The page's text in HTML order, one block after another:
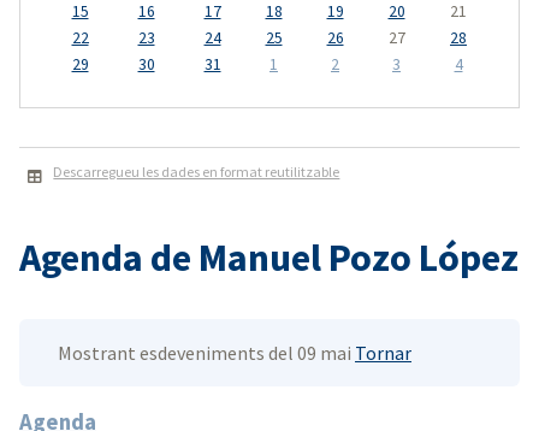
15
16 17 18 19 20
21
22
23 24 25 26 27
28
29
30 31 1 2 3 4
Descarregueu les dades en format reutilitzable
Agenda de Manuel Pozo López
Mostrant esdeveniments del 09 mai Tornar
Agenda